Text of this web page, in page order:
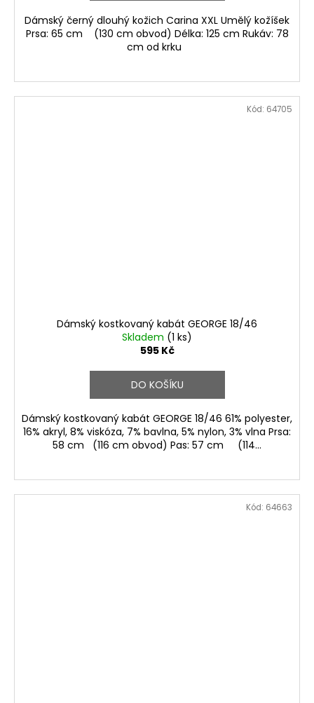
Dámský černý dlouhý kožich Carina XXL Umělý kožíšek
Prsa: 65 cm (130 cm obvod) Délka: 125 cm Rukáv: 78
cm od krku
Dámský kostkovaný kabát GEORGE 18/46
Skladem (1 ks)
595 Kč
DO KOŠÍKU
Dámský kostkovaný kabát GEORGE 18/46 61% polyester,
16% akryl, 8% viskóza, 7% bavlna, 5% nylon, 3% vlna Prsa:
58 cm (116 cm obvod) Pas: 57 cm (114...
Kód: 64705
Kód: 64663